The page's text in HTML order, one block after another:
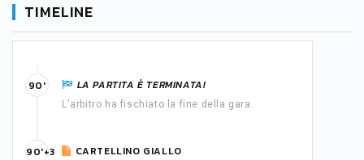
TIMELINE
LA PARTITA È TERMINATA!
L'arbitro ha fischiato la fine della gara.
90'
CARTELLINO GIALLO
90'+3